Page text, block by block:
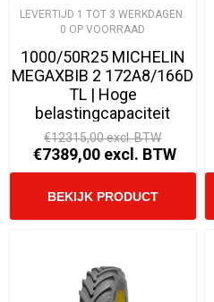
LEVERTIJD 1 TOT 3 WERKDAGEN.
0 OP VOORRAAD
1000/50R25 MICHELIN
MEGAXBIB 2 172A8/166D
TL | Hoge
belastingcapaciteit
€12315,00 excl. BTW
€7389,00 excl. BTW